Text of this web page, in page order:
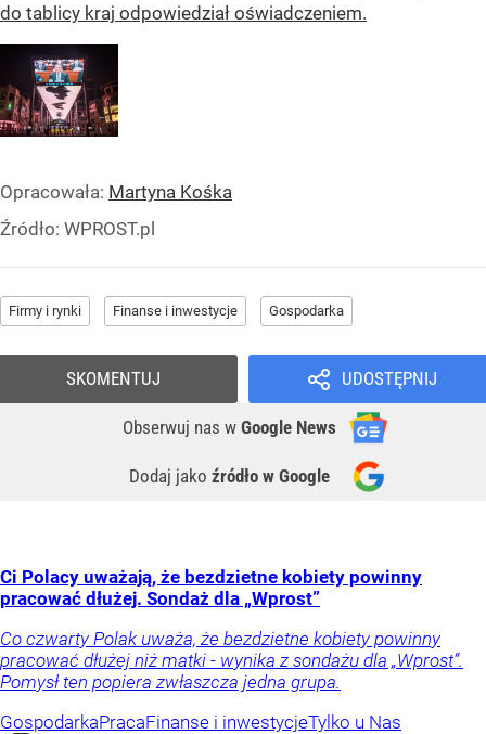
do tablicy kraj odpowiedział oświadczeniem.
Opracowała: Martyna Kośka
Źródło: WPROST.pl
Firmy i rynki Finanse i inwestycje Gospodarka
UDOSTĘPNIJ
Obserwuj nas w Google News
Dodaj jako źródło w Google
SKOMENTUJ
Ci Polacy uważają, że bezdzietne kobiety powinny
pracować dłużej. Sondaż dla „Wprost”
Co czwarty Polak uważa, że bezdzietne kobiety powinny
pracować dłużej niż matki - wynika z sondażu dla „Wprost”.
Pomysł ten popiera zwłaszcza jedna grupa.
GospodarkaPracaFinanse i inwestycjeTylko u Nas